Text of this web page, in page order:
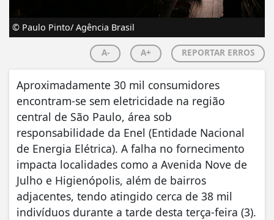
© Paulo Pinto/ Agência Brasil
A- A+ REPORTAR ERROS
Aproximadamente 30 mil consumidores
encontram-se sem eletricidade na região
central de São Paulo, área sob
responsabilidade da Enel (Entidade Nacional
de Energia Elétrica). A falha no fornecimento
impacta localidades como a Avenida Nove de
Julho e Higienópolis, além de bairros
adjacentes, tendo atingido cerca de 38 mil
indivíduos durante a tarde desta terça-feira (3).